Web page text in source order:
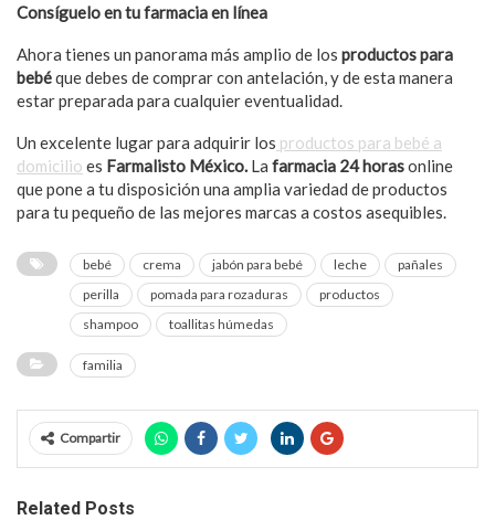
Consíguelo en tu farmacia en línea
Ahora tienes un panorama más amplio de los productos para
bebéque debes de comprar con antelación, y de esta manera
estar preparada para cualquier eventualidad.
Un excelente lugar para adquirir los productos para bebé a
domicilio es Farmalisto México. La farmacia 24 horasonline
que pone a tu disposición una amplia variedad de productos
para tu pequeño de las mejores marcas a costos asequibles.
bebé crema jabón para bebé leche
pañales
perilla
pomada para rozaduras
productos
shampoo
toallitas húmedas
familia
Compartir
Related Posts